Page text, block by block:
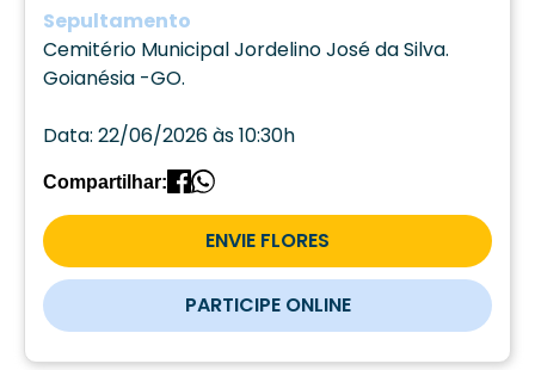
Sepultamento
Cemitério Municipal Jordelino José da Silva.
Goianésia -GO.
Data: 22/06/2026 às 10:30h
Compartilhar:
ENVIE FLORES
PARTICIPE ONLINE